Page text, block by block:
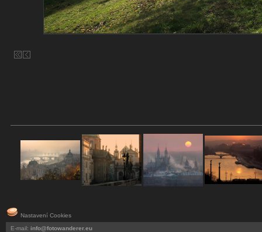
Nastavení Cookies
E-mail: info@fotowanderer.eu